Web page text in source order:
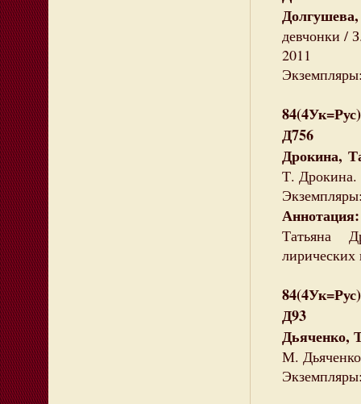
девчонки /
2011
Д756
Дрокина,
Т.
Татьяна
Д93
Дьяченко,
М.